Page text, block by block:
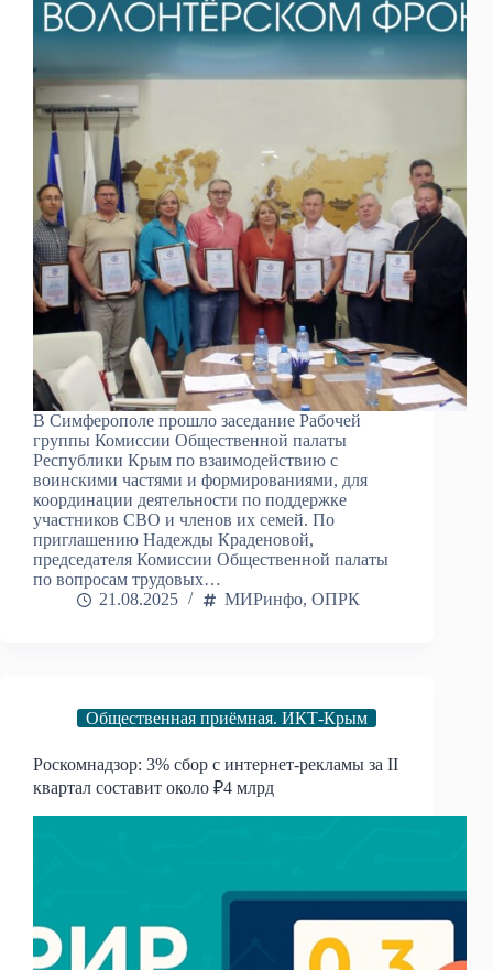
В Симферополе прошло заседание Рабочей
группы Комиссии Общественной палаты
Республики Крым по взаимодействию с
воинскими частями и формированиями, для
координации деятельности по поддержке
участников СВО и членов их семей. По
приглашению Надежды Краденовой,
председателя Комиссии Общественной палаты
по вопросам трудовых…
21.08.2025
МИРинфо, ОПРК
Общественная приёмная. ИКТ-Крым
Роскомнадзор: 3% сбор с интернет-рекламы за II
квартал составит около ₽4 млрд